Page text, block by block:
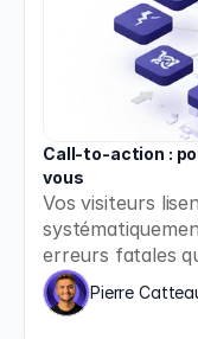
Call-to-action :
vous
Vos visiteurs
erreurs fatales
comment les
Pierre